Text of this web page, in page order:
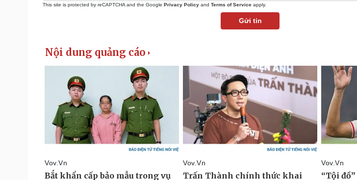
This site is protected by reCAPTCHA and the Google Privacy Policy and Terms of Service apply.
Gửi tin